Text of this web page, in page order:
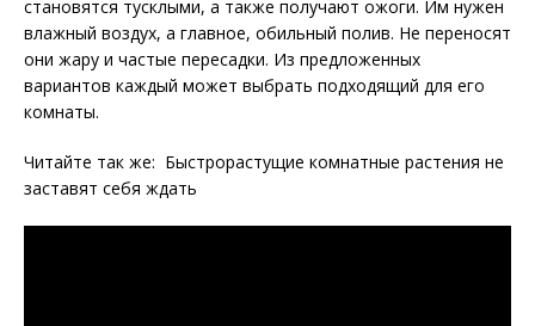
становятся тусклыми, а также получают ожоги. Им нужен
влажный воздух, а главное, обильный полив. Не переносят
они жару и частые пересадки. Из предложенных
вариантов каждый может выбрать подходящий для его
комнаты.
Читайте так же: Быстрорастущие комнатные растения не
заставят себя ждать